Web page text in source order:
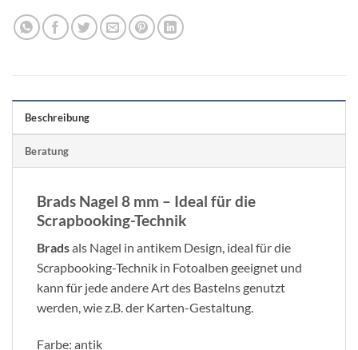
Beschreibung
Beratung
Brads Nagel 8 mm – Ideal für die
Scrapbooking-Technik
Bradsals Nagel in antikem Design, ideal für die
Scrapbooking-Technik in Fotoalben geeignet und
kann für jede andere Art des Bastelns genutzt
werden, wie z.B. der Karten-Gestaltung.
Farbe: antik